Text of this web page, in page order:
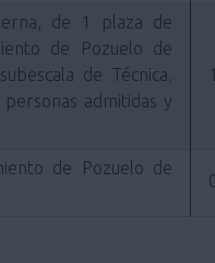
de 1 plaza de
de Pozuelo de
de Técnica,
admitidas y
de Pozuelo de